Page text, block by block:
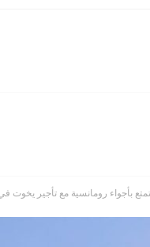
بأجواء رومانسية مع تأجير يخوت